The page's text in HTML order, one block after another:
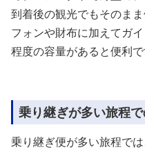
到着後の観光でもそのま
フォンや財布に加えてガ
程度の容量があると便利で
乗り継ぎが多い旅程
乗り継ぎ便が多い旅程で